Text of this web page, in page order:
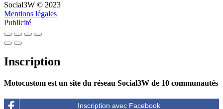
Social3W © 2023
Mentions légales
Publicité
Inscription
Motocustom est un site du réseau Social3W de 10 communautés